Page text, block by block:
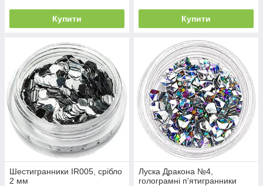
Купити Купити
Шестигранники IR005, срібло
2 мм
Луска Дракона №4,
голограмні п'ятигранники